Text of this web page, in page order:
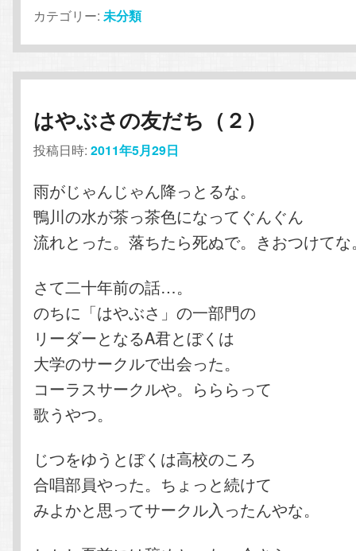
カテゴリー: 未分類
はやぶさの友だち（２）
投稿日時:2011年5月29日
雨がじゃんじゃん降っとるな。
鴨川の水が茶っ茶色になってぐんぐん
流れとった。落ちたら死ぬで。きおつけてな
さて二十年前の話…。
のちに「はやぶさ」の一部門の
リーダーとなるA君とぼくは
大学のサークルで出会った。
コーラスサークルや。らららって
歌うやつ。
じつをゆうとぼくは高校のころ
合唱部員やった。ちょっと続けて
みよかと思ってサークル入ったんやな。